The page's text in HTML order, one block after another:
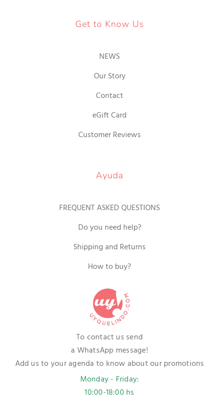
Get to Know Us
NEWS
Our Story
Contact
eGift Card
Customer Reviews
Ayuda
FREQUENT ASKED QUESTIONS
Do you need help?
Shipping and Returns
How to buy?
To contact us send
a WhatsApp message!
Add us to your agenda to know about our promotions
Monday - Friday:
10:00-18:00 hs